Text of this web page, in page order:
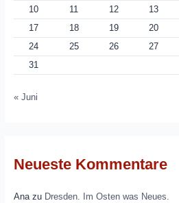
10
11 12 13
17
18 19 20
24
25 26 27
31
« Juni
Neueste Kommentare
Anazu Dresden. Im Osten was Neues.